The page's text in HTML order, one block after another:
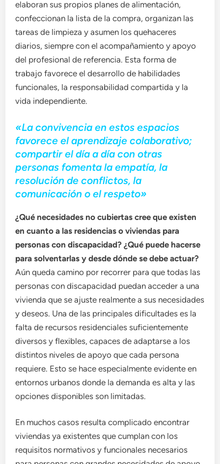
elaboran sus propios planes de alimentación,
confeccionan la lista de la compra, organizan las
tareas de limpieza y asumen los quehaceres
diarios, siempre con el acompañamiento y apoyo
del profesional de referencia. Esta forma de
trabajo favorece el desarrollo de habilidades
funcionales, la responsabilidad compartida y la
vida independiente.
«La convivencia en estos espacios
favorece el aprendizaje colaborativo;
compartir el día a día con otras
personas fomenta la empatía, la
resolución de conflictos, la
comunicación o el respeto»
¿Qué necesidades no cubiertas cree que existen
en cuanto a las residencias o viviendas para
personas con discapacidad? ¿Qué puede hacerse
para solventarlas y desde dónde se debe actuar?
Aún queda camino por recorrer para que todas las
personas con discapacidad puedan acceder a una
vivienda que se ajuste realmente a sus necesidades
y deseos. Una de las principales dificultades es la
falta de recursos residenciales suficientemente
diversos y flexibles, capaces de adaptarse a los
distintos niveles de apoyo que cada persona
requiere. Esto se hace especialmente evidente en
entornos urbanos donde la demanda es alta y las
opciones disponibles son limitadas.
En muchos casos resulta complicado encontrar
viviendas ya existentes que cumplan con los
requisitos normativos y funcionales necesarios